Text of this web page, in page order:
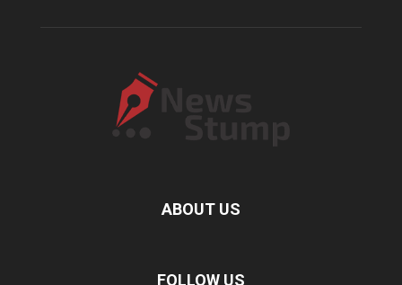
ABOUT US
FOLLOW US